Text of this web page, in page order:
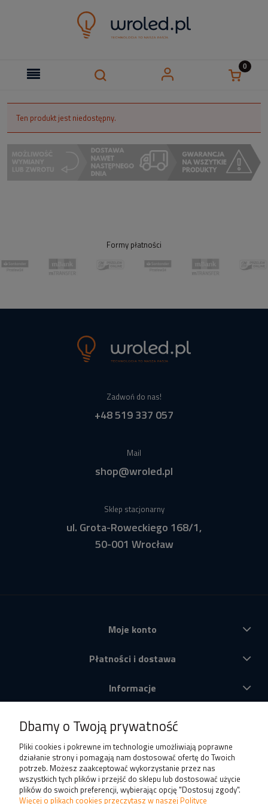
Ten produkt jest niedostępny.
Formy płatności
Zadwoń do nas!
+48 519 337 057
Mail
shop@wroled.pl
Sklep stacjonarny
ul. Grota-Roweckiego 168/1,
50-001 Wrocław
Moje konto
Płatności i dostawa
Informacje
Produkty
Dbamy o Twoją prywatność
Pliki cookies i pokrewne im technologie umożliwiają poprawne
działanie strony i pomagają nam dostosować ofertę do Twoich
potrzeb. Możesz zaakceptować wykorzystanie przez nas
wszystkich tych plików i przejść do sklepu lub dostosować użycie
plików do swoich preferencji, wybierając opcję "Dostosuj zgody".
Więcej o plikach cookies przeczytasz w naszej Polityce